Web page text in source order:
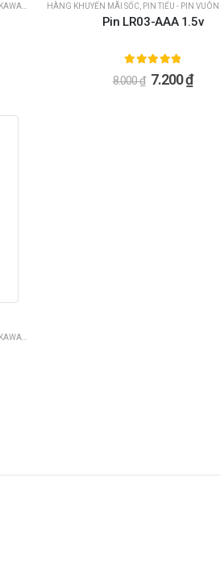
HÀNG KHUYẾN MÃI SỐC, PIN TIỂU - PIN VUÔNG
Pin LR03-AAA 1.5v
ngoài 5
8.000₫ 7.200₫